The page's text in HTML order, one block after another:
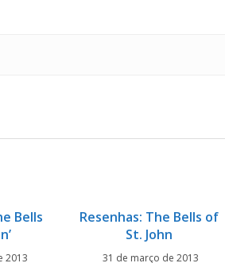
Bells
2013
Resenhas: The Bells of
St. John
31 de março de 2013